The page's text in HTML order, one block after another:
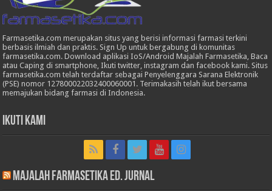
Farmasetika.com merupakan situs yang berisi informasi farmasi terkini
berbasis ilmiah dan praktis. Sign Up untuk bergabung di komunitas
farmasetika.com. Download aplikasi IoS/Android Majalah Farmasetika, Baca
atau Caping di smartphone, Ikuti twitter, instagram dan facebook kami. Situs
farmasetika.com telah terdaftar sebagai Penyelenggara Sarana Elektronik
(PSE) nomor 127800022032400060001. Terimakasih telah ikut bersama
memajukan bidang farmasi di Indonesia.
Ikuti Kami
Majalah Farmasetika Ed. Jurnal